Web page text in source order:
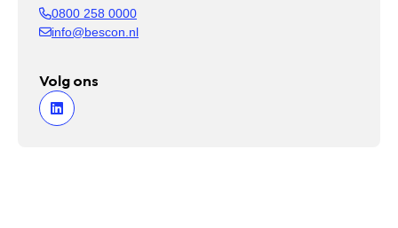
0800 258 0000
info@bescon.nl
Volg ons